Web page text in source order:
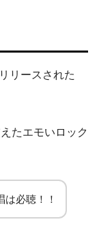
リースされた
たエモいロック
必聴！！